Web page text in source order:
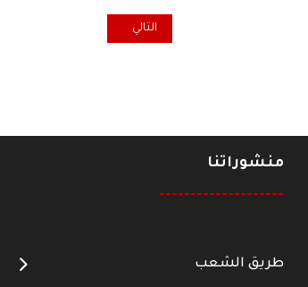
المقال التالي: المملكة
التالي
منشوراتنا
--------------------
طريق الشعب